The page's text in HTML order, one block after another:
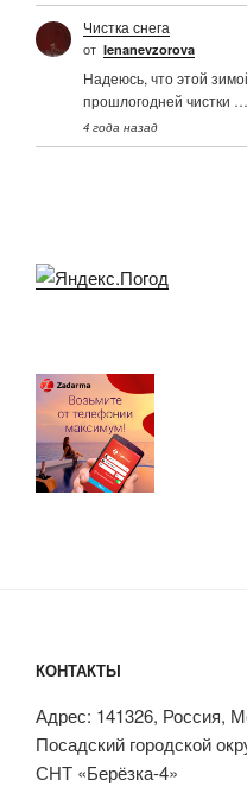
Чистка снега
от Ienanevzorova
Надеюсь, что этой
прошлогодней чистки …
4 года назад
КОНТАКТЫ
Адрес: 141326, Россия,
Посадский городской
СНТ «Берёзка-4»